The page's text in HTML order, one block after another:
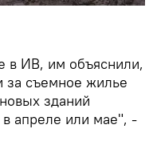
в ИВ, им объяснили,
за съемное жилье
зданий
апреле или мае", -